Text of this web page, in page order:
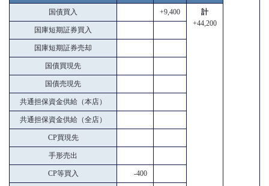
国債買入 +9,400
計
+44,200
国庫短期証券買入
国庫短期証券売却
国債買現先
国債売現先
共通担保資金供給（本店）
共通担保資金供給（全店）
CP買現先
手形売出
CP等買入 -400